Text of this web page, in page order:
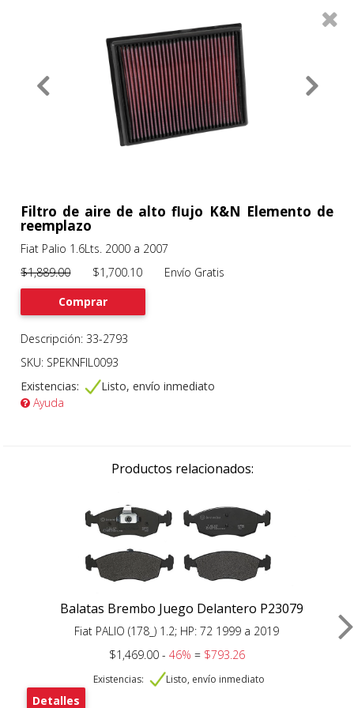
Filtros 0
Previous
Filtro de aire de alto flujo K&N Elemento de
reemplazo
Fiat Palio 1.6Lts. 2000 a 2007
$1,889.00$1,700.10 Envío Gratis
Comprar
Descripción: 33-2793
SKU: SPEKNFIL0093
Existencias:
Listo, envío inmediato
Ayuda
Productos relacionados:
Balatas Brembo Juego Delantero P23079
Fiat PALIO (178_) 1.2; HP: 72 1999 a 2019
$1,469.00 - 46% = $793.26
Existencias: Listo, envío inmediato
Detalles